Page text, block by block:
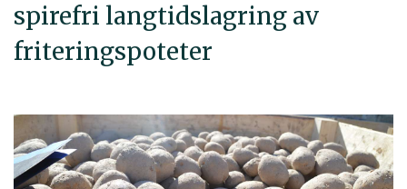
spirefri langtidslagring av
friteringspoteter